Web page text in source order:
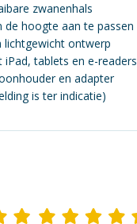
zwanenhals
de hoogte aan te passen
lichtgewicht ontwerp
tablets en e-readers
en adapter
is ter indicatie)